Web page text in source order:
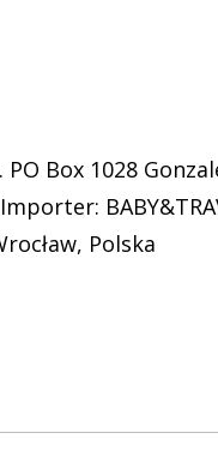
Box 1028
Polska